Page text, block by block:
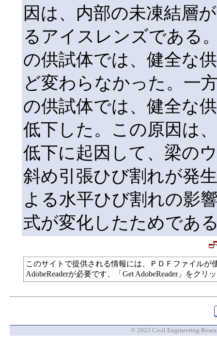
因は、内部の未凍結層
るアイスレンズである
の供試体では、健全な
ど変わらなかった。一
の供試体では、健全な
低下した。この原因は
低下に起因して、梁の
斜め引張ひび割れが発
よる水平ひび割れの影
式が変化したためであ
このサイトで提供される情報には、ＰＤＦファイル
AdobeReaderが必要です、「Get AdobeReader」をク
© 2023 Civil Engineering